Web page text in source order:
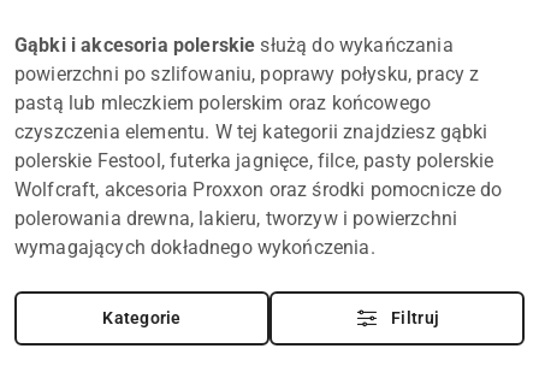
Gąbki i akcesoria polerskie służą do wykańczania
powierzchni po szlifowaniu, poprawy połysku, pracy z
pastą lub mleczkiem polerskim oraz końcowego
czyszczenia elementu. W tej kategorii znajdziesz gąbki
polerskie Festool, futerka jagnięce, filce, pasty polerskie
Wolfcraft, akcesoria Proxxon oraz środki pomocnicze do
polerowania drewna, lakieru, tworzyw i powierzchni
wymagających dokładnego wykończenia.
Kategorie Filtruj